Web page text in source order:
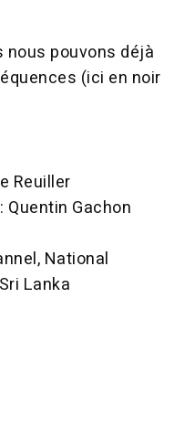
nous pouvons déjà
(ici en noir
Reuiller
Quentin Gachon
National
Lanka